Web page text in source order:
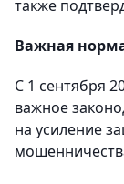
также
Важная
С 1 сентября
важное
на усиление